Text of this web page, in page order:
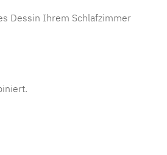
Dessin Ihrem Schlafzimmer